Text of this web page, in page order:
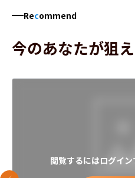
Recommend
今のあなたが狙
閲覧するにはログイン